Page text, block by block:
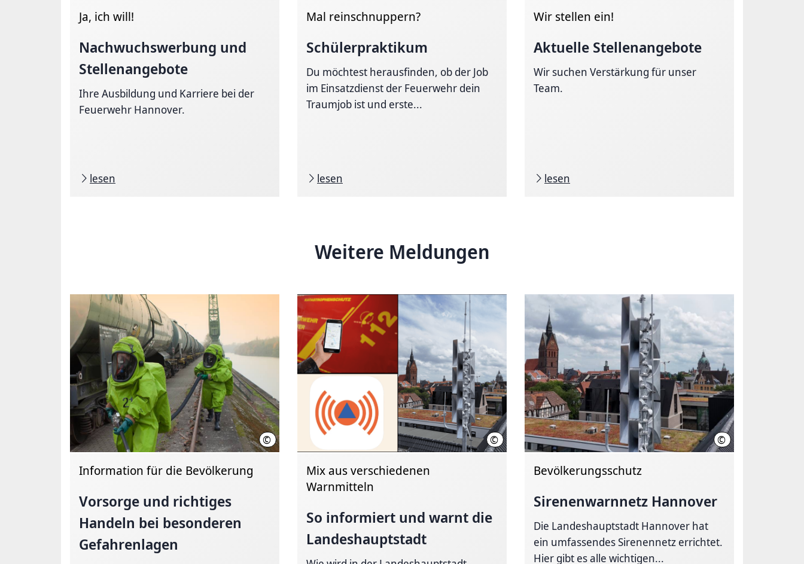
Ja, ich will!
Nachwuchs­werbung und
Stellen­angebote
Ihre Ausbildung und Karriere bei der
Feuerwehr Hannover.
lesen
Mal reinschnuppern?
Schülerpraktikum
Du möchtest herausfinden, ob der Job
im Einsatzdienst der Feuerwehr dein
Traumjob ist und erste...
lesen
Wir stellen ein!
Aktuelle Stellenangebote
Wir suchen Verstärkung für unser
Team.
lesen
Weitere Meldungen
© Feuerwehr Hannover
Information für die Bevölkerung
Vorsorge und richtiges
Handeln bei besonderen
Gefahrenlagen
© Feuerwehr Hannover
Mix aus verschiedenen
Warnmitteln
So informiert und warnt die
Landeshauptstadt
© Feuerwehr Hannover
Bevölkerungsschutz
Sirenenwarnnetz Hannover
Die Landeshauptstadt Hannover hat
ein umfassendes Sirenennetz errichtet.
Hier gibt es alle wichtigen...